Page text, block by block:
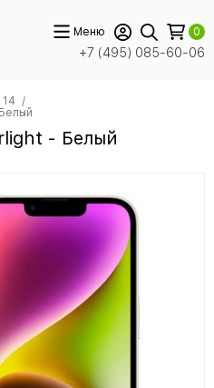
+7 (495) 085-60-06
Меню 0
14
- Белый